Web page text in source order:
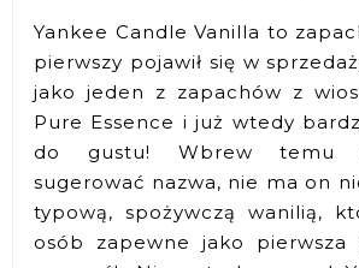
Yankee Candle Vanilla to
pierwszy pojawił się w
jako jeden z zapachów z
Pure Essence i już wtedy
do gustu! Wbrew temu
sugerować nazwa, nie ma on
typową, spożywczą wanilią,
osób zapewne jako pierwsza